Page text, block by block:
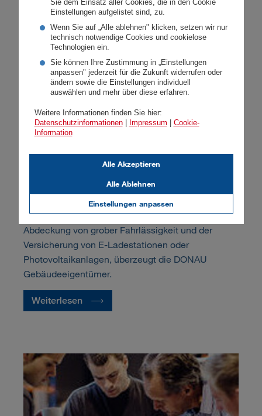
Sie dem Einsatz aller Cookies, die in den Cookie
Einstellungen aufgelistet sind, zu.
Wenn Sie auf „Alle ablehnen" klicken, setzen wir nur
technisch notwendige Cookies und cookielose
Technologien ein.
Sie können Ihre Zustimmung in „Einstellungen
anpassen" jederzeit für die Zukunft widerrufen oder
ändern sowie die Einstellungen individuell
auswählen und mehr über diese erfahren.
Weitere Informationen finden Sie hier:
Datenschutzinformationen| Impressum
Cookie-
Information
Einstellungen anpassen
Alle Ablehnen
Alle Akzeptieren
Mehr Sicherheit bei Naturgefahren
und beim Einsatz von
Zukunftstechnologien: die neue
DONAU Wohnhausversicherung
Mit Neuerungen bei der Wohnhausversicherung,
wie dem Schutz vor Naturkatastrophen, der
Abdeckung von grober Fahrlässigkeit und der
Versicherung von E-Ladestationen oder
Photovoltaikanlagen, überzeugt die DONAU
Gebäudeeigentümer.
Weiterlesen